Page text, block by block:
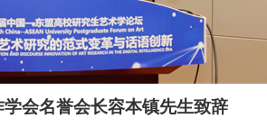
学会名誉会长容本镇先生致辞